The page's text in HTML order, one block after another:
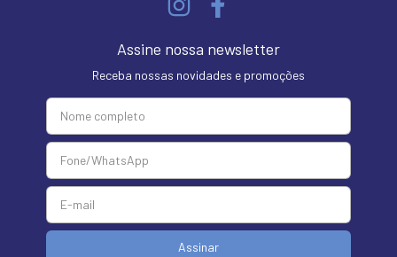
Assine nossa newsletter
Receba nossas novidades e promoções